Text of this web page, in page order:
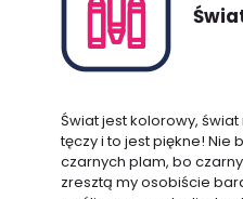
Świat jest kolorowy,
tęczy i to jest piękne! Nie
czarnych plam, bo
zresztą my osobiście